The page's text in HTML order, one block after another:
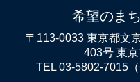
希望のま
〒113-0033 東京都文
403号 東
TEL 03-5802-7015